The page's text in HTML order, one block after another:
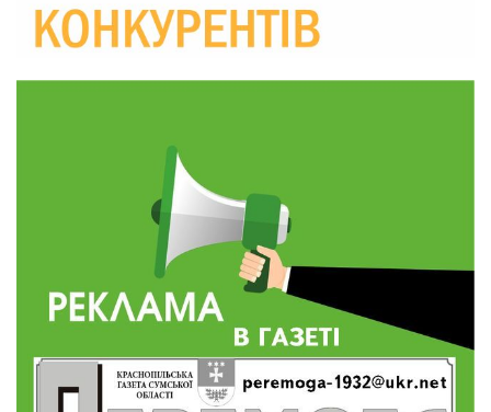
10:36
28 лип
Валентина Масалітіна: «Нас тримає віра в
Перемогу і повернення додому»
Обмежено придатний, але безмежно
вмотивований: Як колишній лісівник став асом
артилерії
490 пацієнтів та 15 відвіданих сіл: МБФ
«Альянс громадського здоров’я» підбив
підсумки роботи мобільних клінік у Сумській
області
12:24
23 лип
Покинув безпечне життя за кордоном, щоб
захистити рідну землю: пам’яті Сергія
Балабаєнка (ВІДЕО)